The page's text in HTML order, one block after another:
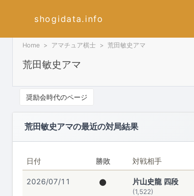
shogidata.info
Home アマチュア棋士 荒田敏史アマ
荒田敏史アマ
奨励会時代のページ
荒田敏史アマの最近の対局結果
日付 勝敗 対戦相手
2026/07/11 ● 片山史龍 四段
(1,522)